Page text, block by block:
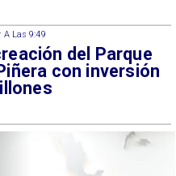
A Las 9:49
del Parque
con inversión